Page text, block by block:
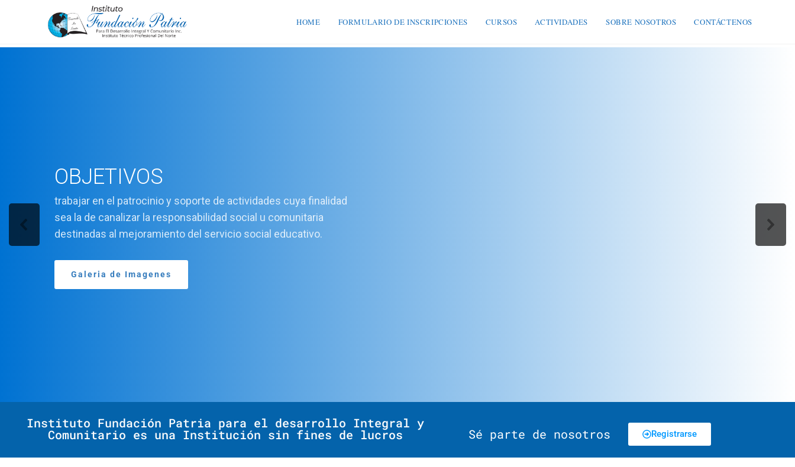
HOME FORMULARIO DE INSCRIPCIONES CURSOS ACTIVIDADES SOBRE NOSOTROS CONTÁCTENOS
OBJETIVOS
trabajar en el patrocinio y soporte de actividades cuya finalidad
sea la de canalizar la responsabilidad social u comunitaria
destinadas al mejoramiento del servicio social educativo.
Galeria de Imagenes
Instituto Fundación Patria para el desarrollo Integral y
Comunitario es una Institución sin fines de lucros Sé parte de nosotros Registrarse